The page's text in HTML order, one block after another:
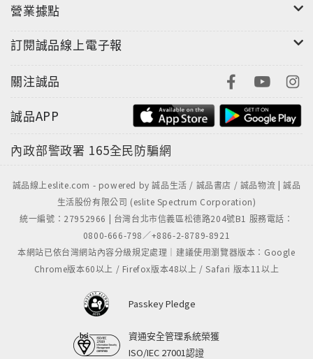
營業據點
訂閱誠品線上電子報
關注誠品
誠品APP
內政部警政署 165全民防騙網
誠品線上eslite.com - powered by 誠品生活 / 誠品書店 / 誠品物流 | 誠品
生活股份有限公司 (eslite Spectrum Corporation)
統一編號：27952966 | 台灣台北市信義區松德路204號B1 服務電話：
0800-666-798／+886-2-8789-8921
本網站已依台灣網站內容分級規定處理｜建議使用瀏覽器版本：Google
Chrome版本60以上 / Firefox版本48以上 / Safari 版本11以上
Passkey Pledge
資通安全管理系統榮獲
ISO/IEC 27001認證